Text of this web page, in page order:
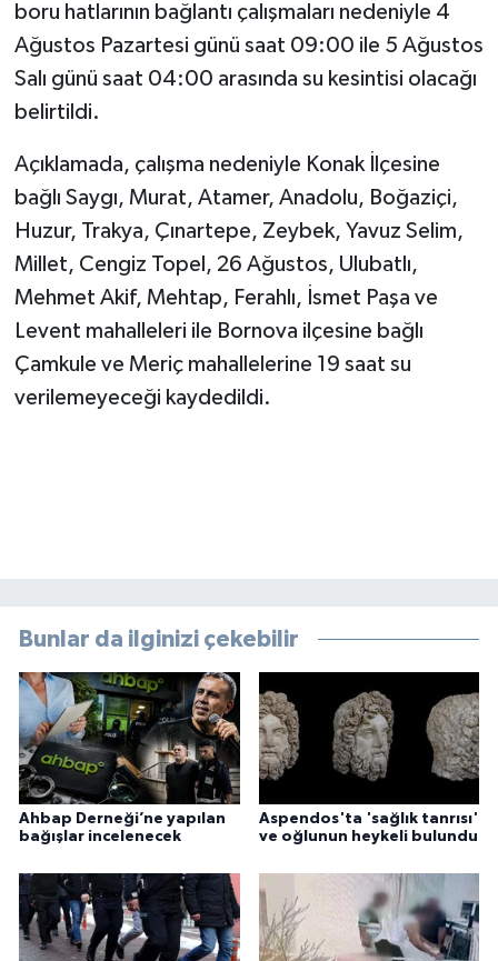
boru hatlarının bağlantı çalışmaları nedeniyle 4
Ağustos Pazartesi günü saat 09:00 ile 5 Ağustos
Salı günü saat 04:00 arasında su kesintisi olacağı
belirtildi.
Açıklamada, çalışma nedeniyle Konak İlçesine
bağlı Saygı, Murat, Atamer, Anadolu, Boğaziçi,
Huzur, Trakya, Çınartepe, Zeybek, Yavuz Selim,
Millet, Cengiz Topel, 26 Ağustos, Ulubatlı,
Mehmet Akif, Mehtap, Ferahlı, İsmet Paşa ve
Levent mahalleleri ile Bornova ilçesine bağlı
Çamkule ve Meriç mahallelerine 19 saat su
verilemeyeceği kaydedildi.
Bunlar da ilginizi çekebilir
Ahbap Derneği’ne yapılan
bağışlar incelenecek
Aspendos'ta 'sağlık tanrısı'
ve oğlunun heykeli bulundu